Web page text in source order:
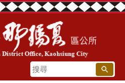
搜
尋